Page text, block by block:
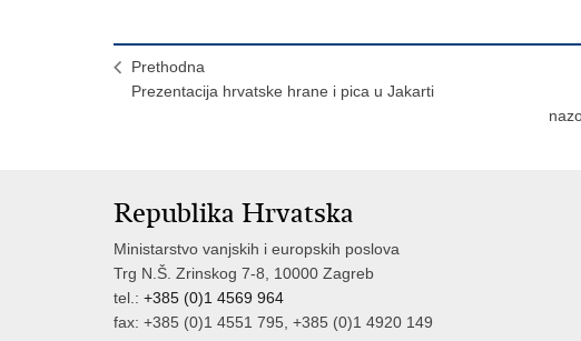
Prethodna
Prezentacija hrvatske hrane i pica u Jakarti
Republika Hrvatska
Ministarstvo vanjskih i europskih poslova
Trg N.Š. Zrinskog 7-8, 10000 Zagreb
tel.: +385 (0)1 4569 964
fax: +385 (0)1 4551 795, +385 (0)1 4920 149